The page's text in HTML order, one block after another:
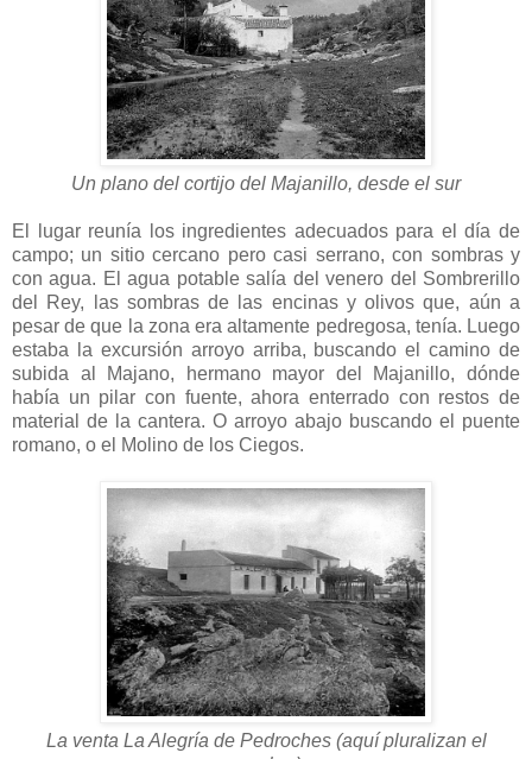
Un plano del cortijo del Majanillo, desde el sur
El lugar reunía los ingredientes adecuados para el día de
campo; un sitio cercano pero casi serrano, con sombras y
con agua. El agua potable salía del venero del Sombrerillo
del Rey, las sombras de las encinas y olivos que, aún a
pesar de que la zona era altamente pedregosa, tenía. Luego
estaba la excursión arroyo arriba, buscando el camino de
subida al Majano, hermano mayor del Majanillo, dónde
había un pilar con fuente, ahora enterrado con restos de
material de la cantera. O arroyo abajo buscando el puente
romano, o el Molino de los Ciegos.
La venta La Alegría de Pedroches (aquí pluralizan el